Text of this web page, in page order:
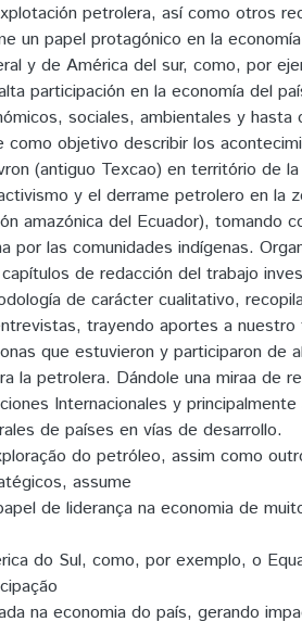
petrolera, así como otros
un papel protagónico en la
y de América del sur, como, por
participación en la economía del
sociales, ambientales y
como objetivo describir los
(antiguo Texcao) en território de
y el derrame petrolero en la
amazónica del Ecuador), tomando
por las comunidades indígenas.
de redacción del trabajo
de carácter cualitativo,
trayendo aportes a
que estuvieron y participaron de
la petrolera. Dándole una miraa de
Internacionales y
de países en vías de desarrollo.
do petróleo, assim como
assume
de liderança na economia de
do Sul, como, por exemplo, o
na economia do país, gerando